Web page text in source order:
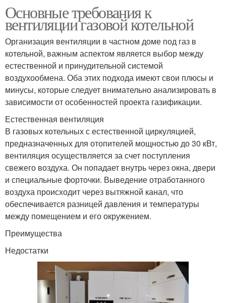
Основные требования к
вентиляции газовой котельной
Организация вентиляции в частном доме под газ в
котельной, важным аспектом является выбор между
естественной и принудительной системой
воздухообмена. Оба этих подхода имеют свои плюсы и
минусы, которые следует внимательно анализировать в
зависимости от особенностей проекта газификации.
Естественная вентиляция
В газовых котельных с естественной циркуляцией,
предназначенных для отопителей мощностью до 30 кВт,
вентиляция осуществляется за счет поступления
свежего воздуха. Он попадает внутрь через окна, двери
и специальные форточки. Выведение отработанного
воздуха происходит через вытяжной канал, что
обеспечивается разницей давления и температуры
между помещением и его окружением.
Преимущества
Недостатки